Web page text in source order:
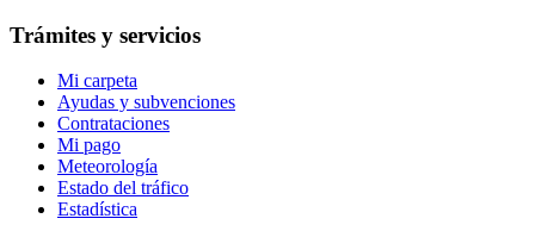
Trámites y servicios
Mi carpeta
Ayudas y subvenciones
Contrataciones
Mi pago
Meteorología
Estado del tráfico
Estadística